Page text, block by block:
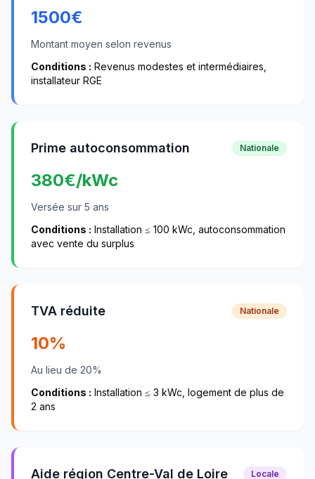
1500€
Montant moyen selon revenus
Conditions : Revenus modestes et intermédiaires,
installateur RGE
Prime autoconsommation Nationale
380€/kWc
Versée sur 5 ans
Conditions : Installation ≤ 100 kWc, autoconsommation
avec vente du surplus
TVA réduite Nationale
10%
Au lieu de 20%
Conditions : Installation ≤ 3 kWc, logement de plus de
2 ans
Aide région Centre-Val de Loire Locale